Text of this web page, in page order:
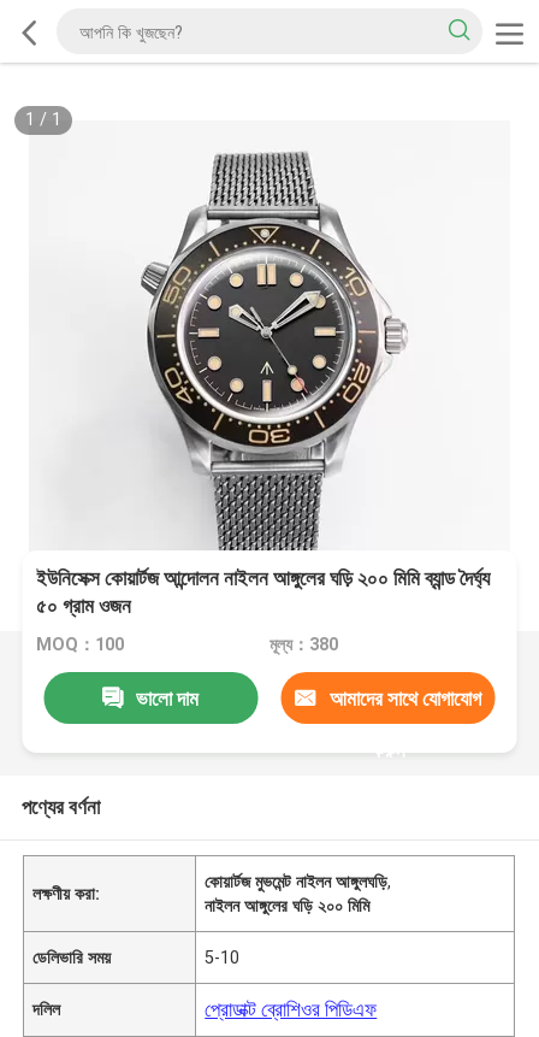
1 / 1
ইউনিসেক্স কোয়ার্টজ আন্দোলন নাইলন আঙ্গুলের ঘড়ি ২০০ মিমি ব্যান্ড দৈর্ঘ্য
৫০ গ্রাম ওজন
MOQ：100 মূল্য：380
ভালো দাম আমাদের সাথে যোগাযোগ
করুন
পণ্যের বর্ণনা
লক্ষণীয় করা:
কোয়ার্টজ মুভমেন্ট নাইলন আঙ্গুলঘড়ি,
নাইলন আঙ্গুলের ঘড়ি ২০০ মিমি
ডেলিভারি সময় 5-10
দলিল প্রোডাক্ট ব্রোশিওর পিডিএফ